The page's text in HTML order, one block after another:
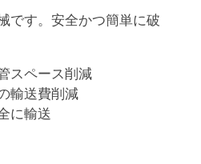
です。安全かつ簡単に破
スペース削減
輸送費削減
に輸送